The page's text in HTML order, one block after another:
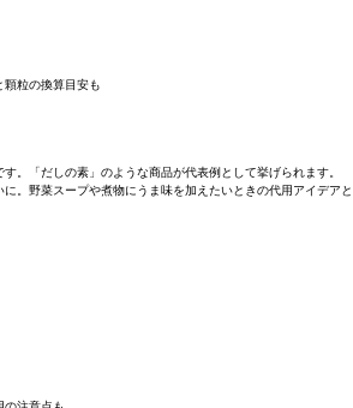
顆粒の換算目安も
。「だしの素」のような商品が代表例として挙げられます。
。野菜スープや煮物にうま味を加えたいときの代用アイデアと